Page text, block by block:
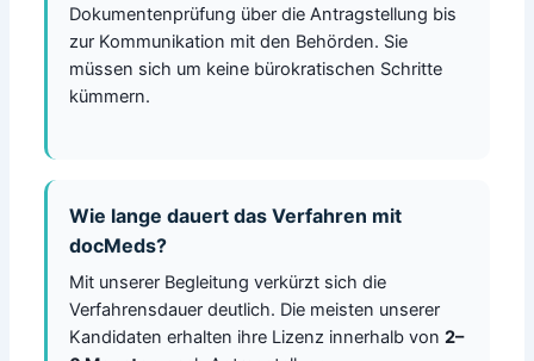
Dokumentenprüfung über die Antragstellung bis
zur Kommunikation mit den Behörden. Sie
müssen sich um keine bürokratischen Schritte
kümmern.
Wie lange dauert das Verfahren mit
docMeds?
Mit unserer Begleitung verkürzt sich die
Verfahrensdauer deutlich. Die meisten unserer
Kandidaten erhalten ihre Lizenz innerhalb von 2–